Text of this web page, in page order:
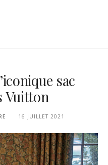
sac
Vuitton
16 JUILLET 2021